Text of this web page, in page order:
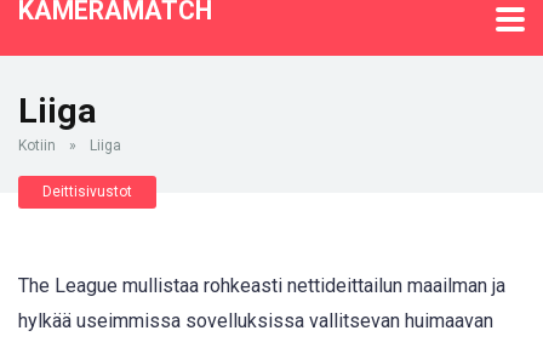
KAMERAMATCH
Liiga
Kotiin » Liiga
Deittisivustot
The League mullistaa rohkeasti nettideittailun maailman ja
hylkää useimmissa sovelluksissa vallitsevan huimaavan